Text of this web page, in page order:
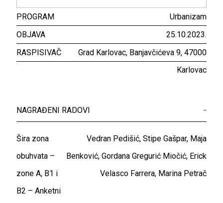
PROGRAM
Urbanizam
OBJAVA
25.10.2023.
RASPISIVAČ
Grad Karlovac, Banjavčićeva 9, 47000
Karlovac
NAGRAĐENI RADOVI –
Šira zona
obuhvata –
zone A, B1 i
B2 – Anketni
Vedran Pedišić, Stipe Gašpar, Maja
Benković, Gordana Gregurić Miočić, Erick
Velasco Farrera, Marina Petrač